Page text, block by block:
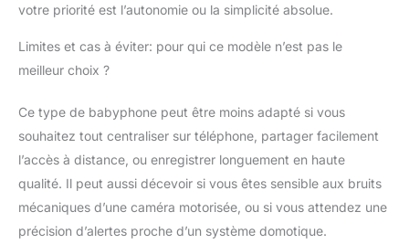
votre priorité est l’autonomie ou la simplicité absolue.
Limites et cas à éviter: pour qui ce modèle n’est pas le
meilleur choix ?
Ce type de babyphone peut être moins adapté si vous
souhaitez tout centraliser sur téléphone, partager facilement
l’accès à distance, ou enregistrer longuement en haute
qualité. Il peut aussi décevoir si vous êtes sensible aux bruits
mécaniques d’une caméra motorisée, ou si vous attendez une
précision d’alertes proche d’un système domotique.